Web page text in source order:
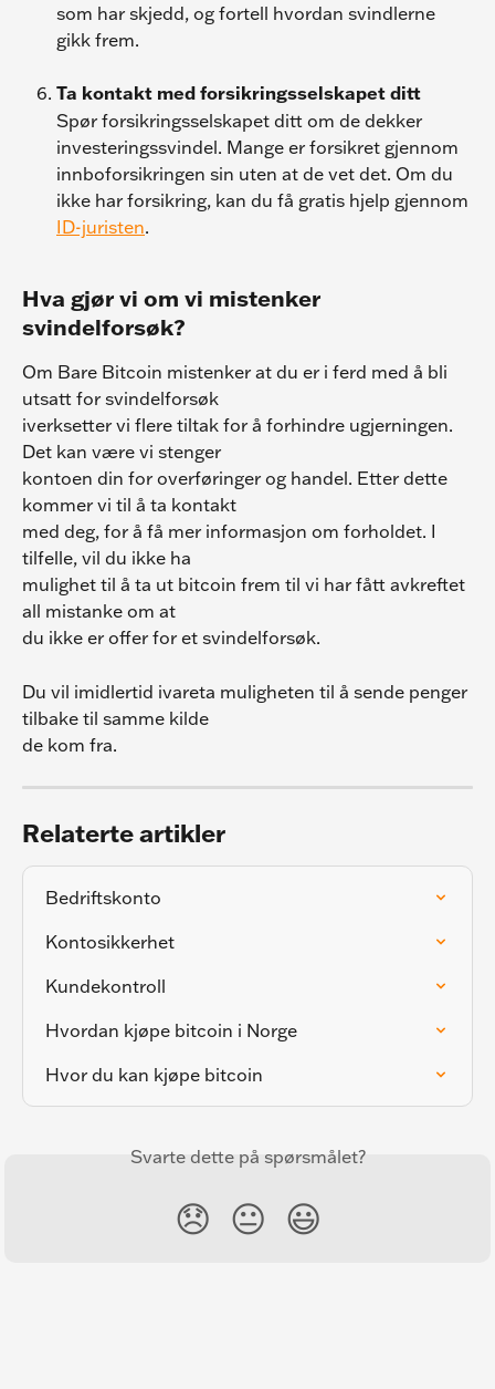
som har skjedd, og fortell hvordan svindlerne
gikk frem.
Ta kontakt med forsikringsselskapet ditt
Spør forsikringsselskapet ditt om de dekker
investeringssvindel. Mange er forsikret gjennom
innboforsikringen sin uten at de vet det. Om du
ikke har forsikring, kan du få gratis hjelp gjennom
ID-juristen.
Hva gjør vi om vi mistenker
svindelforsøk?
Om Bare Bitcoin mistenker at du er i ferd med å bli
utsatt for svindelforsøk
iverksetter vi flere tiltak for å forhindre ugjerningen.
Det kan være vi stenger
kontoen din for overføringer og handel. Etter dette
kommer vi til å ta kontakt
med deg, for å få mer informasjon om forholdet. I
tilfelle, vil du ikke ha
mulighet til å ta ut bitcoin frem til vi har fått avkreftet
all mistanke om at
du ikke er offer for et svindelforsøk.
Du vil imidlertid ivareta muligheten til å sende penger
tilbake til samme kilde
de kom fra.
Relaterte artikler
Bedriftskonto
Kontosikkerhet
Kundekontroll
Hvordan kjøpe bitcoin i Norge
Hvor du kan kjøpe bitcoin
Svarte dette på spørsmålet?
😞 😐 😃